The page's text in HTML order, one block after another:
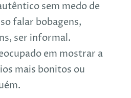
sem medo de
falar bobagens,
ser informal.
em mostrar a
mais bonitos ou